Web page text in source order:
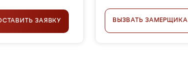
ЗАЯВКУ ВЫЗВАТЬ ЗАМЕРЩИКА